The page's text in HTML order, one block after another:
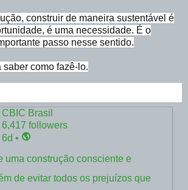
construir de maneira sustentável é
é uma necessidade. É o
passo nesse sentido.
como fazê-lo.
CBIC Brasil
6,417 followers
6d •
uma construção consciente e
de evitar todos os prejuízos que